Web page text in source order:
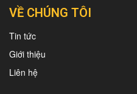
VỀ CHÚNG TÔI
Tin tức
Giới thiệu
Liên hệ